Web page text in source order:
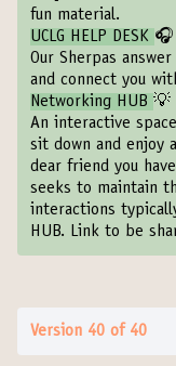
fun material.
UCLG HELP DESK 🎧
Our Sherpas
and connect you
Networking HUB 💡
An interactive
sit down and enjoy
dear friend you
seeks to maintain
interactions
HUB. Link to be
Version 40 of 40